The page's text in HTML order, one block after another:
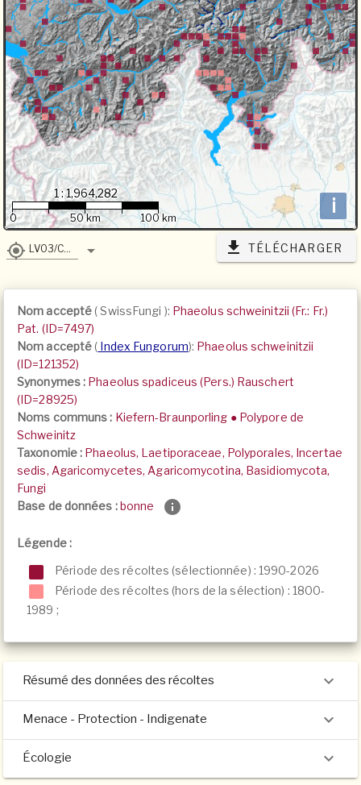
i
1 : 1,964,282
0 50 km 100 km
LV03/CH1903 TÉLÉCHARGER
Nom accepté(SwissFungi ): Phaeolus schweinitzii (Fr.: Fr.)
Pat. (ID=7497)
Nom accepté( Index Fungorum): Phaeolus schweinitzii
(ID=121352)
Synonymes : Phaeolus spadiceus (Pers.) Rauschert
(ID=28925)
Noms communs : Kiefern-Braunporling ● Polypore de
Schweinitz
Taxonomie : Phaeolus, Laetiporaceae, Polyporales, Incertae
sedis, Agaricomycetes, Agaricomycotina, Basidiomycota,
Fungi
Base de données :bonne
Légende :
Période des récoltes (sélectionnée) : 1990-2026
Période des récoltes (hors de la sélection) : 1800-
1989 ;
Résumé des données des récoltes
Menace - Protection - Indigenate
Écologie